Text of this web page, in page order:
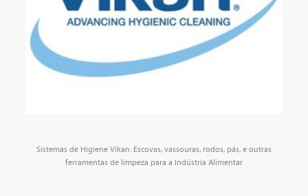
Sistemas de Higiene Vikan: Escovas, vassouras, rodos, pás, e outras
ferramentas de limpeza para a Indústria Alimentar